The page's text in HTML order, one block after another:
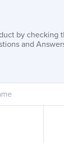
by checking
and